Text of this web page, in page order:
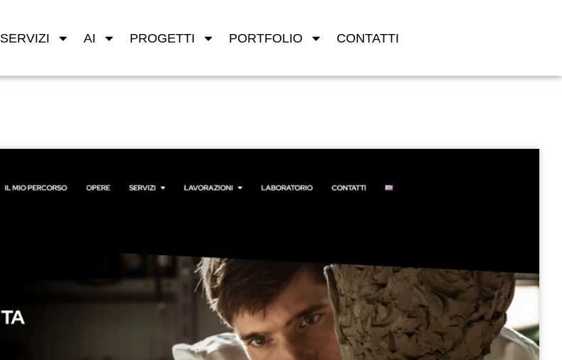
SERVIZI AI PROGETTI PORTFOLIO CONTATTI